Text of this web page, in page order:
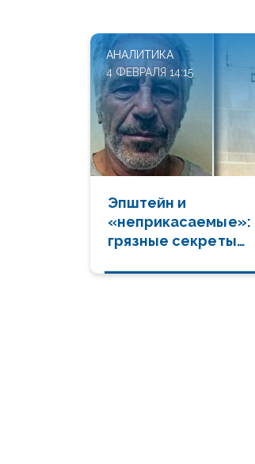
АНАЛИТИКА
4 ФЕВРАЛЯ 14:15
Эпштейн и
«неприкасаемые»:
грязные секреты
след